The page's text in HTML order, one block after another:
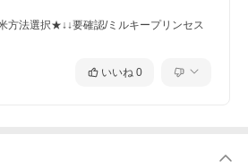
方法選択★↓↓要確認/ミルキープリンセス
いいね 0